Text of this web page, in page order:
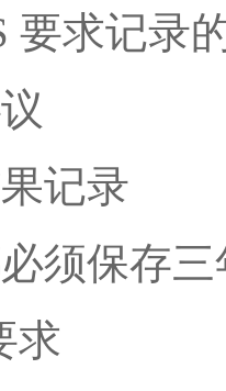
要求记录
记录
须保存
求